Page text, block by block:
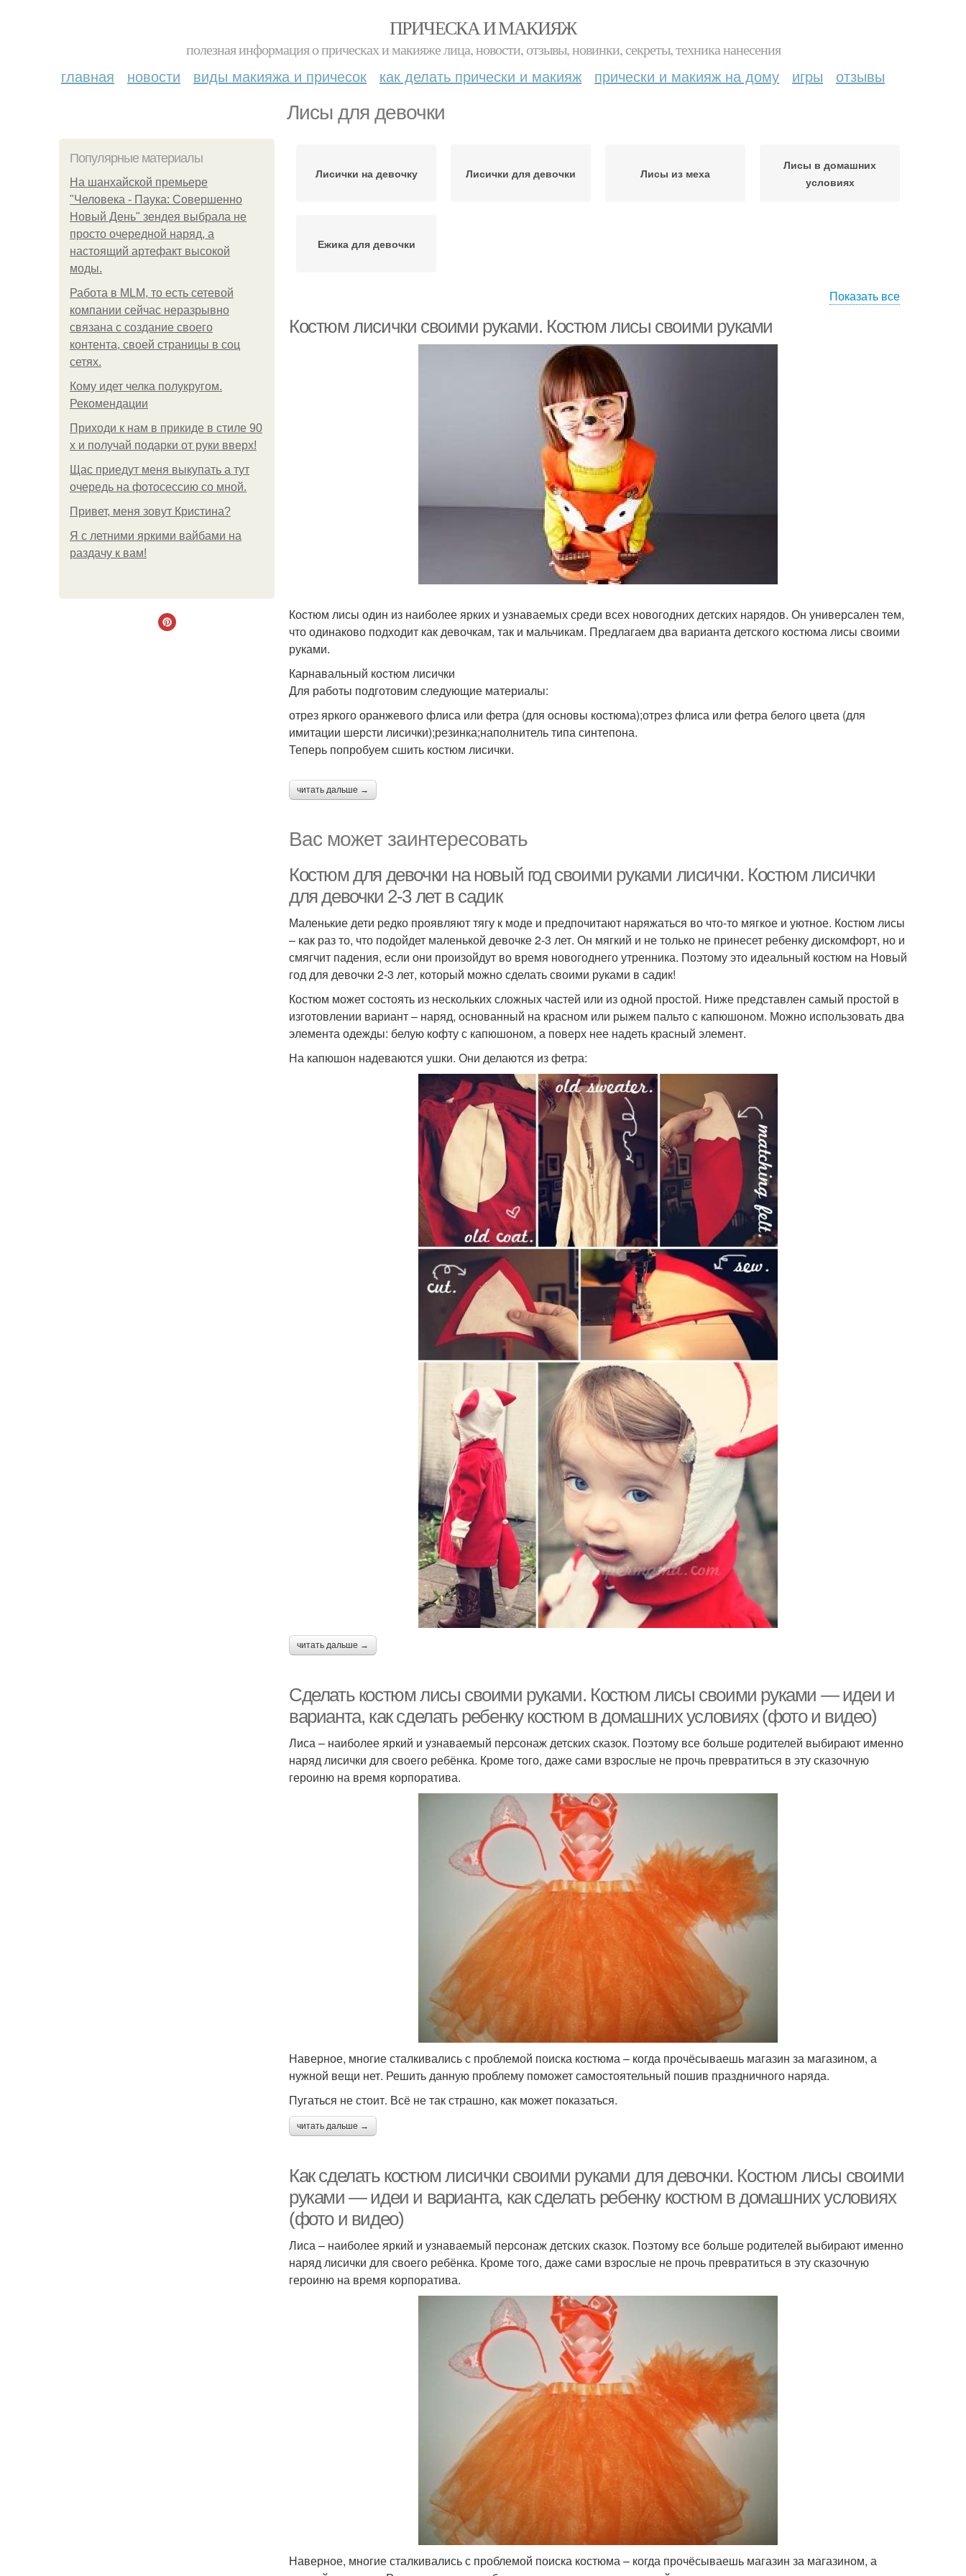
ПРИЧЕСКА И МАКИЯЖ
полезная информация о прическах и макияже лица, новости, отзывы, новинки, секреты, техника нанесения
главная новости виды макияжа и причесок как делать прически и макияж прически и макияж на дому игры отзывы
Лисы для девочки
Популярные материалы
На шанхайской премьере
"Человека - Паука: Совершенно
Новый День" зендея выбрала не
просто очередной наряд, а
настоящий артефакт высокой
моды.
Работа в MLM, то есть сетевой
компании сейчас неразрывно
связана с создание своего
контента, своей страницы в соц
сетях.
Кому идет челка полукругом.
Рекомендации
Приходи к нам в прикиде в стиле 90
х и получай подарки от руки вверх!
Щас приедут меня выкупать а тут
очередь на фотосессию со мной.
Привет, меня зовут Кристина?
Я с летними яркими вайбами на
раздачу к вам!
Лисички на девочку Лисички для девочки Лисы из меха
Лисы в домашних
условиях
Ежика для девочки
Показать все
Костюм лисички своими руками. Костюм лисы своими руками
Костюм лисы один из наиболее ярких и узнаваемых среди всех новогодних детских нарядов. Он универсален тем,
что одинаково подходит как девочкам, так и мальчикам. Предлагаем два варианта детского костюма лисы своими
руками.
Карнавальный костюм лисички
Для работы подготовим следующие материалы:
отрез яркого оранжевого флиса или фетра (для основы костюма);отрез флиса или фетра белого цвета (для
имитации шерсти лисички);резинка;наполнитель типа синтепона.
Теперь попробуем сшить костюм лисички.
читать дальше →
Вас может заинтересовать
Костюм для девочки на новый год своими руками лисички. Костюм лисички
для девочки 2-3 лет в садик
Маленькие дети редко проявляют тягу к моде и предпочитают наряжаться во что-то мягкое и уютное. Костюм лисы
– как раз то, что подойдет маленькой девочке 2-3 лет. Он мягкий и не только не принесет ребенку дискомфорт, но и
смягчит падения, если они произойдут во время новогоднего утренника. Поэтому это идеальный костюм на Новый
год для девочки 2-3 лет, который можно сделать своими руками в садик!
Костюм может состоять из нескольких сложных частей или из одной простой. Ниже представлен самый простой в
изготовлении вариант – наряд, основанный на красном или рыжем пальто с капюшоном. Можно использовать два
элемента одежды: белую кофту с капюшоном, а поверх нее надеть красный элемент.
На капюшон надеваются ушки. Они делаются из фетра:
читать дальше →
Сделать костюм лисы своими руками. Костюм лисы своими руками — идеи и
варианта, как сделать ребенку костюм в домашних условиях (фото и видео)
Лиса – наиболее яркий и узнаваемый персонаж детских сказок. Поэтому все больше родителей выбирают именно
наряд лисички для своего ребёнка. Кроме того, даже сами взрослые не прочь превратиться в эту сказочную
героиню на время корпоратива.
Наверное, многие сталкивались с проблемой поиска костюма – когда прочёсываешь магазин за магазином, а
нужной вещи нет. Решить данную проблему поможет самостоятельный пошив праздничного наряда.
Пугаться не стоит. Всё не так страшно, как может показаться.
читать дальше →
Как сделать костюм лисички своими руками для девочки. Костюм лисы своими
руками — идеи и варианта, как сделать ребенку костюм в домашних условиях
(фото и видео)
Лиса – наиболее яркий и узнаваемый персонаж детских сказок. Поэтому все больше родителей выбирают именно
наряд лисички для своего ребёнка. Кроме того, даже сами взрослые не прочь превратиться в эту сказочную
героиню на время корпоратива.
Наверное, многие сталкивались с проблемой поиска костюма – когда прочёсываешь магазин за магазином, а